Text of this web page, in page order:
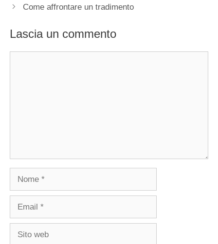
Come affrontare un tradimento
Lascia un commento